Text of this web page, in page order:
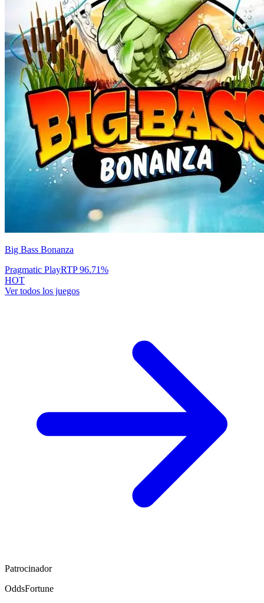
Big Bass Bonanza
Pragmatic PlayRTP96.71%
HOT
Ver todos los juegos
Patrocinador
OddsFortune